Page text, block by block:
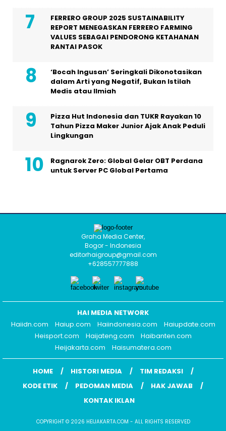
FERRERO GROUP 2025 SUSTAINABILITY
REPORT MENEGASKAN FERRERO FARMING
VALUES SEBAGAI PENDORONG KETAHANAN
RANTAI PASOK
‘Bocah Ingusan’ Seringkali Dikonotasikan
dalam Arti yang Negatif, Bukan Istilah
Medis atau Ilmiah
Pizza Hut Indonesia dan TUKR Rayakan 10
Tahun Pizza Maker Junior Ajak Anak Peduli
Lingkungan
Ragnarok Zero: Global Gelar OBT Perdana
untuk Server PC Global Pertama
Graha Media Center,
Bogor - Indonesia
editorhaigroup@gmail.com
+628557777888
HAI MEDIA NETWORK
Haiidn.com
Haiup.com Haiindonesia.com
Haiupdate.com
Heisport.com
Haijateng.com
Haibanten.com
Heijakarta.com
Haisumatera.com
HOME HISTORI MEDIA
TIM REDAKSI
KODE ETIK
PEDOMAN MEDIA
HAK JAWAB
KONTAK IKLAN
COPYRIGHT © 2026 HEIJAKARTA.COM - ALL RIGHTS RESERVED